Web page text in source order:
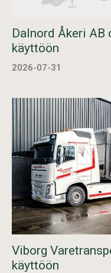
Dalnord Åkeri AB
käyttöön
2026-07-31
Viborg
käyttöön